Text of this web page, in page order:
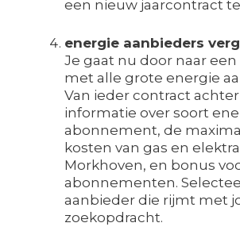
een nieuw jaarcontract
energie aanbieders
Je gaat nu door naar
met alle grote energie
Van ieder contract
informatie over soort
abonnement, de
kosten van gas en
Morkhoven, en bonus
abonnementen.
aanbieder die rijmt met
zoekopdracht.